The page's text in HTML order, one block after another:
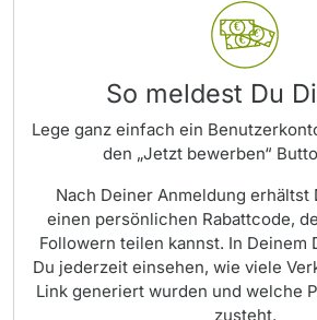
So meldest Du
Lege ganz einfach ein
den „Jetzt bewerben“
Nach Deiner Anmeldung erhältst
einen persönlichen Rabattcode,
Followern teilen kannst. In Deinem
Du jederzeit einsehen, wie viele
Link generiert wurden und welche
zusteht.